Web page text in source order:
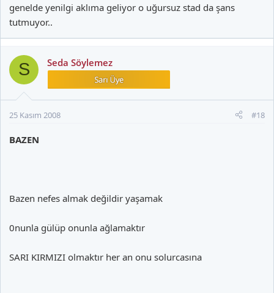
genelde yenilgi aklıma geliyor o uğursuz stad da şans
tutmuyor..
S Seda Söylemez
25 Kasım 2008 #18
BAZEN
Bazen nefes almak değildir yaşamak
0nunla gülüp onunla ağlamaktır
SARI KIRMIZI olmaktır her an onu solurcasına